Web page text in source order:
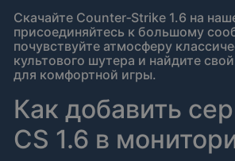
Скачайте Counter‑Strike 1.6 на
присоединяйтесь к большому
почувствуйте атмосферу
культового шутера и найдите
для комфортной игры.
Как добавить
CS 1.6 в